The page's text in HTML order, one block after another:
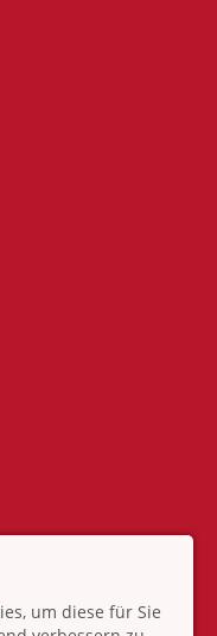
um diese für Sie